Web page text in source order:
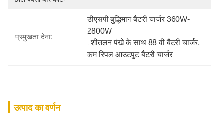
प्रमुखता देना:
डीएसपी बुद्धिमान बैटरी चार्जर 360W-
2800W
, शीतलन पंखे के साथ 88 वी बैटरी चार्जर,
कम रिपल आउटपुट बैटरी चार्जर
उत्पाद का वर्णन